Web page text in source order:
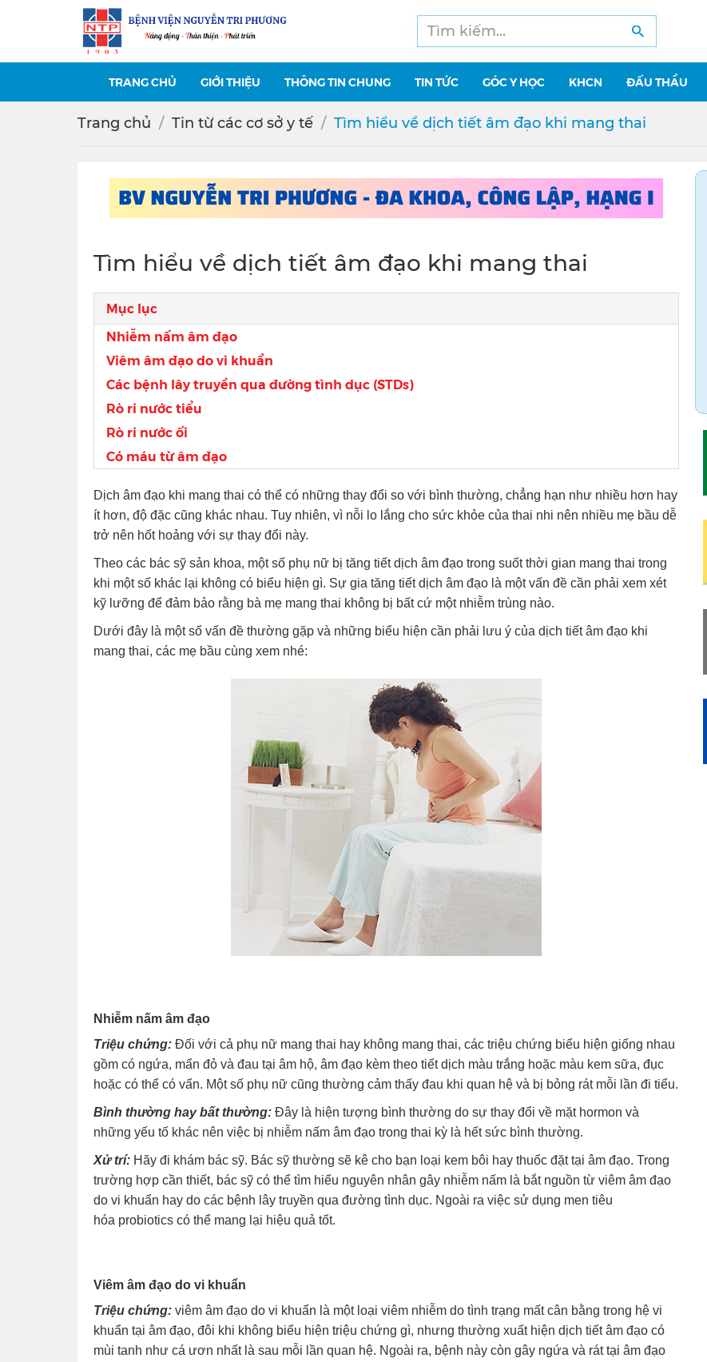
TRANG CHỦ GIỚI THIỆU THÔNG TIN CHUNG TIN TỨC GÓC Y HỌC KHCN ĐẤU THẦU
Trang chủ Tin từ các cơ sở y tế Tìm hiểu về dịch tiết âm đạo khi mang thai
Tìm hiểu về dịch tiết âm đạo khi mang thai
Mục lục
Nhiễm nấm âm đạo
Viêm âm đạo do vi khuẩn
Các bệnh lây truyền qua đường tình dục (STDs)
Rò rỉ nước tiểu
Rò rỉ nước ối
Có máu từ âm đạo
Dịch âm đạo khi mang thai có thể có những thay đổi so với bình thường, chẳng hạn như nhiều hơn hay
ít hơn, độ đặc cũng khác nhau. Tuy nhiên, vì nỗi lo lắng cho sức khỏe của thai nhi nên nhiều mẹ bầu dễ
trở nên hốt hoảng với sự thay đổi này.
Theo các bác sỹ sản khoa, một số phụ nữ bị tăng tiết dịch âm đạo trong suốt thời gian mang thai trong
khi một số khác lại không có biểu hiện gì. Sự gia tăng tiết dịch âm đạo là một vấn đề cần phải xem xét
kỹ lưỡng để đảm bảo rằng bà mẹ mang thai không bị bất cứ một nhiễm trùng nào.
Dưới đây là một số vấn đề thường gặp và những biểu hiện cần phải lưu ý của dịch tiết âm đạo khi
mang thai, các mẹ bầu cùng xem nhé:
Nhiễm nấm âm đạo
Triệu chứng: Đối với cả phụ nữ mang thai hay không mang thai, các triệu chứng biểu hiện giống nhau
gồm có ngứa, mẩn đỏ và đau tại âm hộ, âm đạo kèm theo tiết dịch màu trắng hoặc màu kem sữa, đục
hoặc có thể có vẩn. Một số phụ nữ cũng thường cảm thấy đau khi quan hệ và bị bỏng rát mỗi lần đi tiểu.
Bình thường hay bất thường: Đây là hiện tượng bình thường do sự thay đổi về mặt hormon và
những yếu tố khác nên việc bị nhiễm nấm âm đạo trong thai kỳ là hết sức bình thường.
Xử trí: Hãy đi khám bác sỹ. Bác sỹ thường sẽ kê cho bạn loại kem bôi hay thuốc đặt tại âm đạo. Trong
trường hợp cần thiết, bác sỹ có thể tìm hiểu nguyên nhân gây nhiễm nấm là bắt nguồn từ viêm âm đạo
do vi khuẩn hay do các bệnh lây truyền qua đường tình dục. Ngoài ra việc sử dụng men tiêu
hóa probiotics có thể mang lại hiệu quả tốt.
Viêm âm đạo do vi khuẩn
Triệu chứng: viêm âm đạo do vi khuẩn là một loại viêm nhiễm do tình trạng mất cân bằng trong hệ vi
khuẩn tại âm đạo, đôi khi không biểu hiện triệu chứng gì, nhưng thường xuất hiện dịch tiết âm đạo có
mùi tanh như cá ươn nhất là sau mỗi lần quan hệ. Ngoài ra, bệnh này còn gây ngứa và rát tại âm đạo